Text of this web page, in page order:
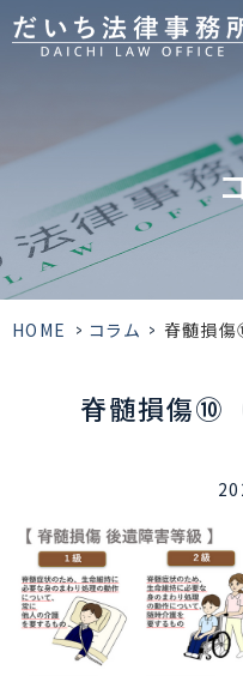
HOME > コラム > 脊髄損傷
脊髄損傷⑩